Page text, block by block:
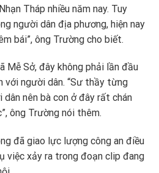
Tháp nhiều năm nay. Tuy
người dân địa phương, hiện nay
bái”, ông Trường cho biết.
Mễ Sở, đây không phải lần đầu
với người dân. “Sư thầy từng
dân nên bà con ở đây rất chán
ông Trường nói thêm.
đã giao lực lượng công an điều
việc xảy ra trong đoạn clip đang